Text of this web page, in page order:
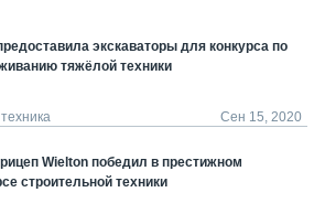
экскаваторы для конкурса по
тяжёлой техники
Сен 15, 2020
Wielton победил в престижном
строительной техники